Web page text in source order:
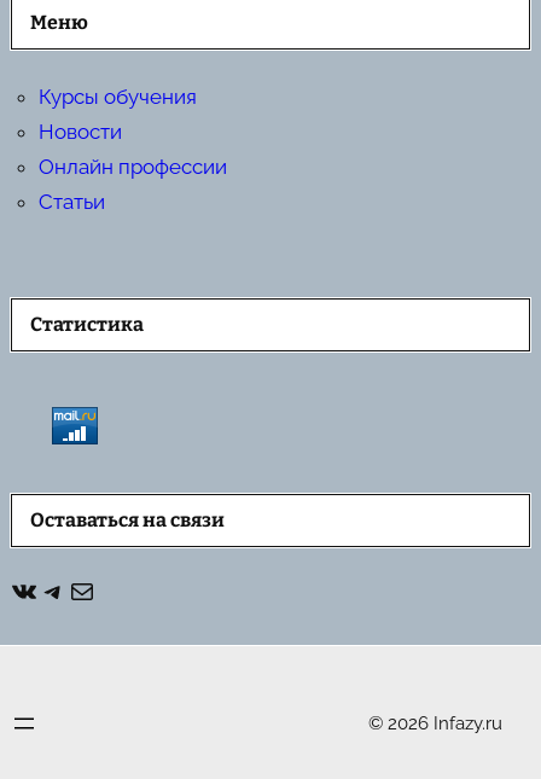
Меню
Курсы обучения
Новости
Онлайн профессии
Статьи
Статистика
Оставаться на связи
ВКонтакте Telegram Почта
© 2026 Infazy.ru